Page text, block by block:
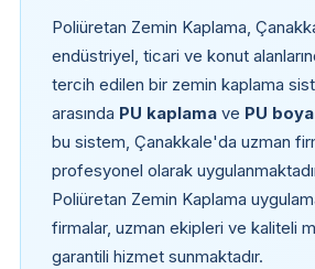
Poliüretan Zemin Kaplama,
endüstriyel, ticari ve konut
tercih edilen bir zemin kaplama
arasında PU kaplamave PU boya
bu sistem, Çanakkale'da uzman
profesyonel olarak
Poliüretan Zemin Kaplama
firmalar, uzman ekipleri ve kaliteli
garantili hizmet sunmaktadır.